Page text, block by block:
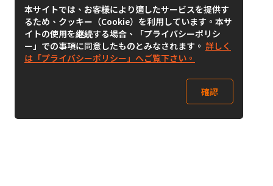
本サイトでは、お客様により適したサービスを提供す
るため、クッキー（Cookie）を利用しています。本サ
イトの使用を継続する場合、「プライバシーポリシ
ー」での事項に同意したものとみなされます。 詳しく
は「プライバシーポリシー」へご覧下さい。
確認